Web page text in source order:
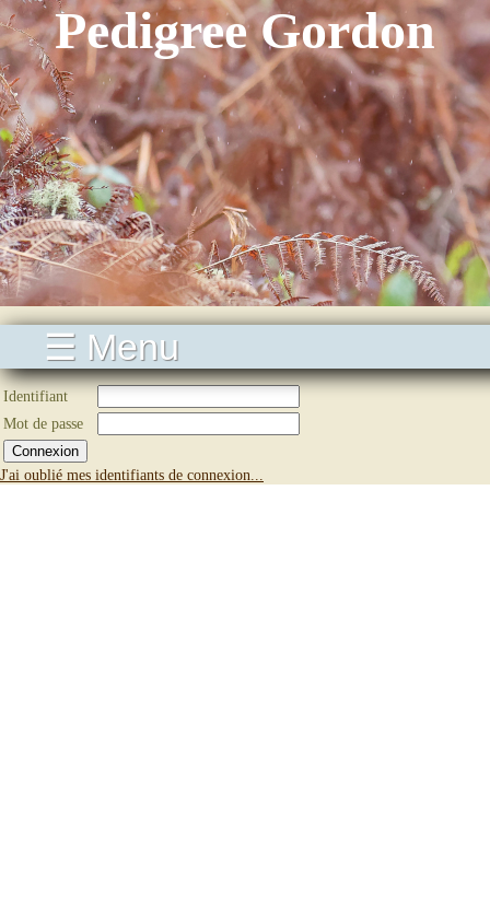
Pedigree Gordon
☰ Menu
Identifiant
Mot de passe
J'ai oublié mes identifiants de connexion...